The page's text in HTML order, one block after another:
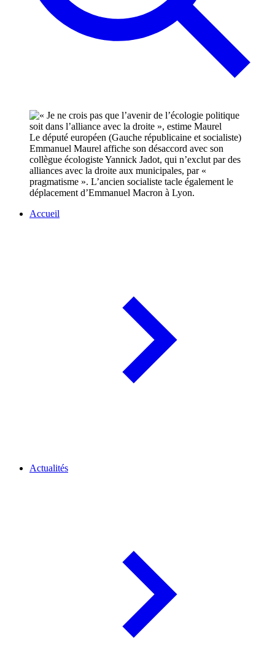
Le député européen (Gauche républicaine et socialiste)
Emmanuel Maurel affiche son désaccord avec son
collègue écologiste Yannick Jadot, qui n’exclut par des
alliances avec la droite aux municipales, par «
pragmatisme ». L’ancien socialiste tacle également le
déplacement d’Emmanuel Macron à Lyon.
Accueil
Actualités